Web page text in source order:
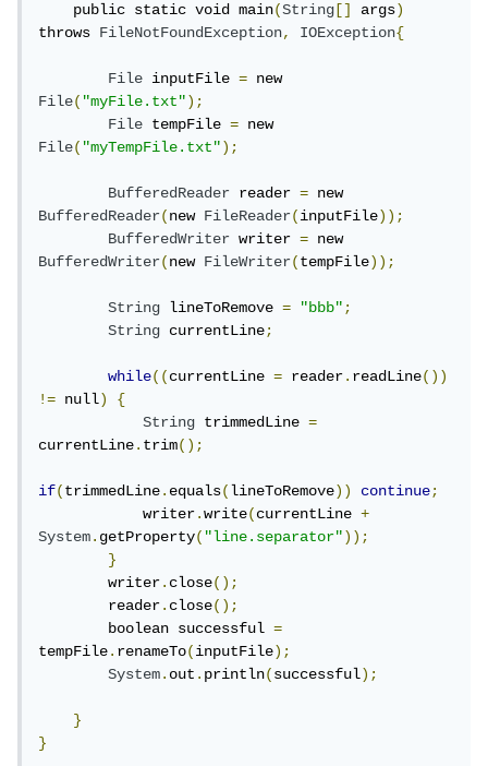
    public static void main
(String [] args)
throws FileNotFoundException, IOException{
File inputFile =
File("myFile.txt");
File tempFile =
File("myTempFile.txt");
BufferedReader reader =
BufferedReader(new FileReader(inputFile));
BufferedWriter writer =
BufferedWriter(new FileWriter(tempFile));
String lineToRemove = "bbb";
String currentLine;
while((currentLine = reader.readLine())
!= null)
{
String trimmedLine =
currentLine.trim();
if(trimmedLine.equals(lineToRemove)) continue;
            writer
.write(currentLine +
System.getProperty("line.separator"));
}
        writer
.close();
        reader
.close();
        boolean successful
=
tempFile.renameTo(inputFile);
System.out.println(successful);
}
}